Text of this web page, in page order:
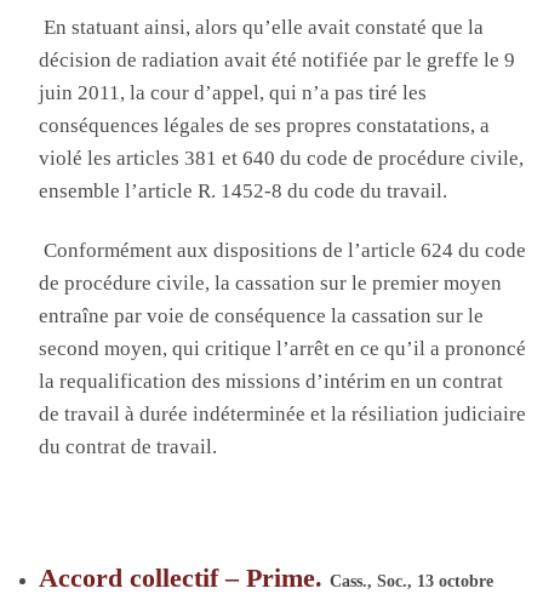
En statuant ainsi, alors qu’elle avait constaté que la
décision de radiation avait été notifiée par le greffe le 9
juin 2011, la cour d’appel, qui n’a pas tiré les
conséquences légales de ses propres constatations, a
violéles articles 381 et 640 du code de procédure civile,
ensemble l’article R. 1452-8 du code du travail.
Conformément aux dispositions de l’article 624 du code
de procédure civile, la cassation sur le premier moyen
entraîne par voie de conséquence la cassation sur le
second moyen, qui critique l’arrêt en ce qu’il a prononcé
la requalification des missions d’intérim en un contrat
de travail à durée indéterminée et la résiliation judiciaire
du contrat de travail.
Accord collectif – Prime.Cass., Soc., 13 octobre